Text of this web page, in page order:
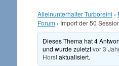
Alleinunterhalter Turboreini ›
Forum › Import der 50
Dieses Thema hat 4
und wurde zuletztvor 3
Horstaktualisiert.